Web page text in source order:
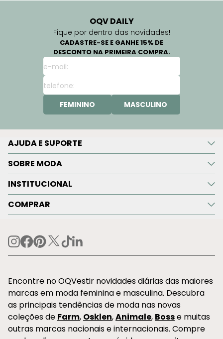
OQV DAILY
Fique por dentro das novidades!
CADASTRE-SE E GANHE 15% DE
DESCONTO NA PRIMEIRA COMPRA.
FEMININO MASCULINO
AJUDA E SUPORTE
SOBRE MODA
INSTITUCIONAL
COMPRAR
Encontre no OQVestir novidades diárias das maiores
marcas em moda feminina e masculina. Descubra
as principais tendências de moda nas novas
coleções de Farm, Osklen,Animale, Bosse muitas
outras marcas nacionais e internacionais. Compre